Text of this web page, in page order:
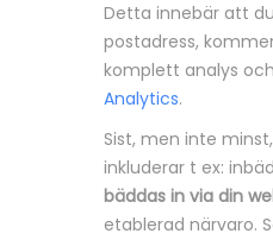
Detta innebär att
postadress,
komplett analys
Analytics.
Sist, men inte
inkluderar t ex:
bäddas in via din
etablerad närvaro.